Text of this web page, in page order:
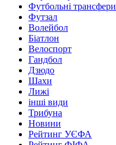
Футбольні трансфери
Футзал
Волейбол
Біатлон
Велоспорт
Гандбол
Дзюдо
Шахи
Лижі
інші види
Трибуна
Новини
Рейтинг УЄФА